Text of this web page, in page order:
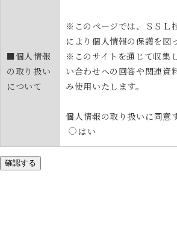
■個人情報
の取り扱い
について
※このページでは、ＳＳＬ
により個人情報の保護を図
※このサイトを通じて収集
い合わせへの回答や関連資
み使用いたします。
個人情報の取り扱いに同意
はい